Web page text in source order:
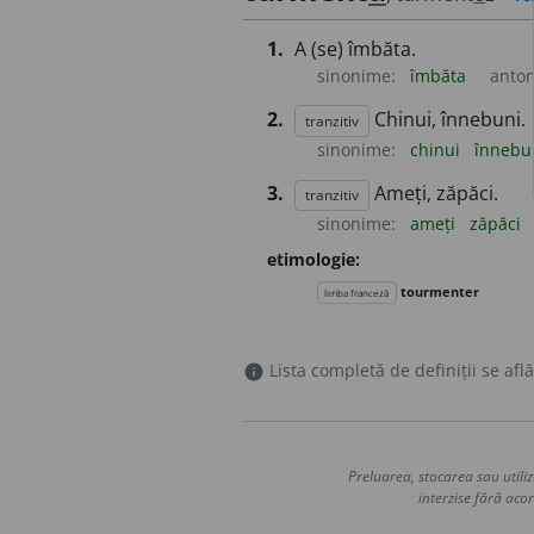
1. A (se) îmbăta.
sinonime: îmbăta
2. tranzitiv Chinui, înnebuni.
sinonime: chinui
3. tranzitiv Ameți, zăpăci.
sinonime: ameți
zăpăci
etimologie:
limba franceză tourmenter
info Lista completă de definiții se
Preluarea, stocarea sau
interzise fără